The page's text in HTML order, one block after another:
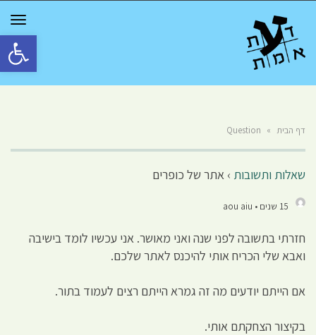
פתח
דף הבית »
Question
שאלות ותשובות › אתר של כופרים
15 שנים • aou aiu
חזרתי בתשובה לפני שנה ואני מאושר. אני עכשיו לומד בישיבה
ואבא שלי הכריח אותי להיכנס לאתר שלכם.
אם הייתם יודעים מה זה גמרא הייתם רצים לעמוד בתור.
בקיצור הצחקתם אותי.